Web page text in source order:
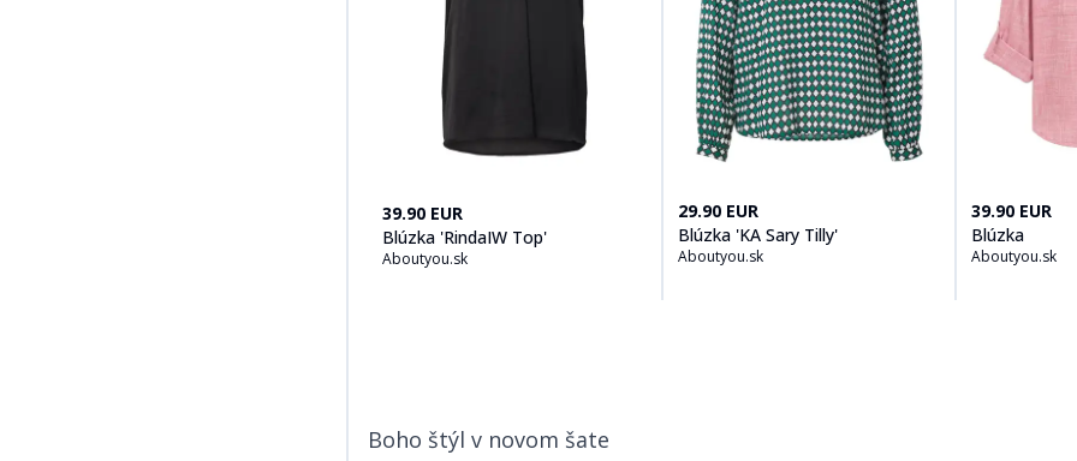
39.90 EUR
Blúzka 'RindaIW Top'
Aboutyou.sk
Kúpiť produt Aboutyou.sk
29.90 EUR
Blúzka 'KA Sary Tilly'
Aboutyou.sk
Kúpiť produt Aboutyou.sk
39.90 EUR
Blúzka
Aboutyou.sk
Kúpiť produt
Boho štýl v novom šate​​​​‌ ‍ ​‍​‍‌‍ ‌ ​‍‌‍‍‌‌‍‌ ‌‍‍‌‌‍ ‍​‍​‍​ ‍‍​‍​‍‌ ​ ‌‍​‌‌‍ ‍‌‍‍‌‌ ‌​‌ ‍‌​‍ ‍‌‍‍‌‌‍ ​‍​‍​‍ ​​‍​‍‌‍‍​‌ ​‍‌‍‌‌‌‍‌‍​‍​‍​ ‍‍​‍​‍‌‍‍​‌ ‌​‌ ‌​‌ ​​​ ‍‍​‍ ​‍ ‌‍ ​‌‍ ‌‍​ ‌‍​‌‌‍ ​‌‍‍​‌‍ ‌ ​ ‌ ‌​​ ‍‍​ ​ ​ ​​​ ​​​ ​​​‍ ‌ ​ ‌ ‌​‌ ‌‌‌‍‌​‌‍‍‌‌‍ ​‍ ‌‍‍‌‌‍ ‍‌ ‌​‌‍‌‌‌‍ ‍‌ ‌​​‍ ‌‍‌‌‌‍‌​‌‍‍‌‌ ‌​​‍ ‌‍ ‌‌‍ ‌‍‌​‌‍‌‌​ ‌‌ ​​‌ ​‍‌‍‌‌‌ ​ ‌‍‌‌‌‍ ‍‌ ‌​‌‍​‌‌ ‌​‌‍‍‌‌‍ ‌‍ ‍​ ‍ ‌‍‍‌‌‍‌​​ ‌​ ‍‌​ ​‌‌‍‌​​ ‌​‌‍‌‌​ ​‍‌‍‌‌‌‍‌​​‍ ‌​ ‌‍‌‍​ ‌‍‌‌​ ‍‌​‍ ‌​ ‌​‌‍​‌‌‍‌‌‌‍‌‍​‍ ‌​ ‍‌‌‍‌​‌‍​‌‌‍‌‌​‍ ‌​ ​​​ ‌​‌‍‌‌​ ‌‍​ ​‍​ ​‌​ ‌​​ ‌‍​ ‍‌​ ‌​​ ‌ ​ ‌‍​ ‍ ‌ ‌​‌ ‍‌‌ ​​‌‍‌‌​ ‌‌ ​​‌‍ ‌ ​ ‌ ‌​​ ‍ ‌ ​​‌‍​‌‌ ‌​‌‍‍​​ ‌‌‍​ ‌‍ ‌‍ ‍‌ ‌​‌‍‌‌‌‍ ‍‌ ‌​​‍‌‌​ ‌‌‌​​‍‌‌ ‌‍‍ ‌‍‌‌‌ ‍‌​‍‌‌​ ​ ‌​‌​​‍‌‌​ ​ ‌​‌​​‍‌‌​ ​‍​ ​‍‌‍​‍‌‍​ ​ ​ ​ ‌ ‌‍‌‌​ ‌ ​ ‌‍​ ​ ‌‍​‌​ ‍‌‌‍​‌​ ‌​​‍‌‌​ ​‍​ ​‍​‍‌‌​ ‌‌‌​‌​​‍ ‍‌‍​ ‌‍‍​‌‍‍‌‌‍ ​‌‍‌​‌ ​‍‌‍‌‌‌‍ ‍​‍‌‌​ ‌‌‌​​‍‌‌ ‌‍‍ ‌‍‌‌‌ ‍‌​‍‌‌​ ​ ‌​‌​​‍‌‌​ ​ ‌​‌​​‍‌‌​ ​‍​ ​‍​ ‌ ​ ‌ ​ ‍‌‌‍​‍​ ​ ‌‍​ ‌‍‌​​ ‍​‌‍‌‍‌‍​‍​ ‍‌​ ‌ ​‍‌‌​ ​‍​ ​‍​‍‌‌​ ‌‌‌​‌​​‍ ‍‌ ‌​‌‍‌‌‌ ‍​‌ ‌​​ ‌‍​‍‌‍​‌‌ ​ ‌‍‌‌‌‌‌‌‌ ​‍‌‍ ​​ ‌‌‍‍​‌ ‌​‌ ‌​‌ ​​​‍‌‌​ ​ ‌​​‌​‍‌‌​ ​‍‌​‌‍​‍‌‌​ ​‍‌​‌‍‌‍ ​‌‍ ‌‍​ ‌‍​‌‌‍ ​‌‍‍​‌‍ ‌ ​ ‌ ‌​​‍‌‌​ ​ ‌​​‌​ ​ ​ ​​​ ​​​ ​​​‍‌‌​ ​‍‌​‌‍‌ ​ ‌ ‌​‌ ‌‌‌‍‌​‌‍‍‌‌‍ ​‍‌‍‌‍‍‌‌‍‌​​ ‌​ ‍‌​ ​‌‌‍‌​​ ‌​‌‍‌‌​ ​‍‌‍‌‌‌‍‌​​‍ ‌​ ‌‍‌‍​ ‌‍‌‌​ ‍‌​‍ ‌​ ‌​‌‍​‌‌‍‌‌‌‍‌‍​‍ ‌​ ‍‌‌‍‌​‌‍​‌‌‍‌‌​‍ ‌​ ​​​ ‌​‌‍‌‌​ ‌‍​ ​‍​ ​‌​ ‌​​ ‌‍​ ‍‌​ ‌​​ ‌ ​ ‌‍​‍‌‍‌ ‌​‌ ‍‌‌ ​​‌‍‌‌​ ‌‌ ​​‌‍ ‌ ​ ‌ ‌​​‍‌‍‌ ​​‌‍​‌‌ ‌​‌‍‍​​ ‌‌‍​ ‌‍ ‌‍ ‍‌ ‌​‌‍‌‌‌‍ ‍‌ ‌​​‍‌‌​ ‌‌‌​​‍‌‌ ‌‍‍ ‌‍‌‌‌ ‍‌​‍‌‌​ ​ ‌​‌​​‍‌‌​ ​ ‌​‌​​‍‌‌​ ​‍​ ​‍‌‍​‍‌‍​ ​ ​ ​ ‌ ‌‍‌‌​ ‌ ​ ‌‍​ ​ ‌‍​‌​ ‍‌‌‍​‌​ ‌​​‍‌‌​ ​‍​ ​‍​‍‌‌​ ‌‌‌​‌​​‍ ‍‌‍​ ‌‍‍​‌‍‍‌‌‍ ​‌‍‌​‌ ​‍‌‍‌‌‌‍ ‍​‍‌‌​ ‌‌‌​​‍‌‌ ‌‍‍ ‌‍‌‌‌ ‍‌​‍‌‌​ ​ ‌​‌​​‍‌‌​ ​ ‌​‌​​‍‌‌​ ​‍​ ​‍​ ‌ ​ ‌ ​ ‍‌‌‍​‍​ ​ ‌‍​ ‌‍‌​​ ‍​‌‍‌‍‌‍​‍​ ‍‌​ ‌ ​‍‌‌​ ​‍​ ​‍​‍‌‌​ ‌‌‌​‌​​‍ ‍‌ ‌​‌‍‌‌‌ ‍​‌ ‌​​‍‌‍‌ ​​‌‍‌‌‌ ​‍‌ ​ ‌ ​​‌‍‌‌‌‍​ ‌ ‌​‌‍‍‌‌ ‌‍‌‍‌‌​ ‌‌ ​​‌ ‌‌‌‍​‍‌‍ ​‌‍‍‌‌ ​ ‌‍‍​‌‍‌‌‌‍‌​​‍​‍‌ ‌